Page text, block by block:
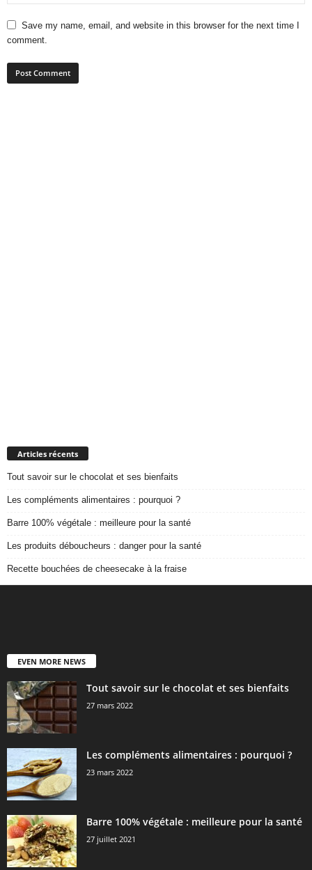
Save my name, email, and website in this browser for the next time I
comment.
Articles récents
Tout savoir sur le chocolat et ses bienfaits
Les compléments alimentaires : pourquoi ?
Barre 100% végétale : meilleure pour la santé
Les produits déboucheurs : danger pour la santé
Recette bouchées de cheesecake à la fraise
EVEN MORE NEWS
Tout savoir sur le chocolat et ses bienfaits
27 mars 2022
Les compléments alimentaires : pourquoi ?
23 mars 2022
Barre 100% végétale : meilleure pour la santé
27 juillet 2021